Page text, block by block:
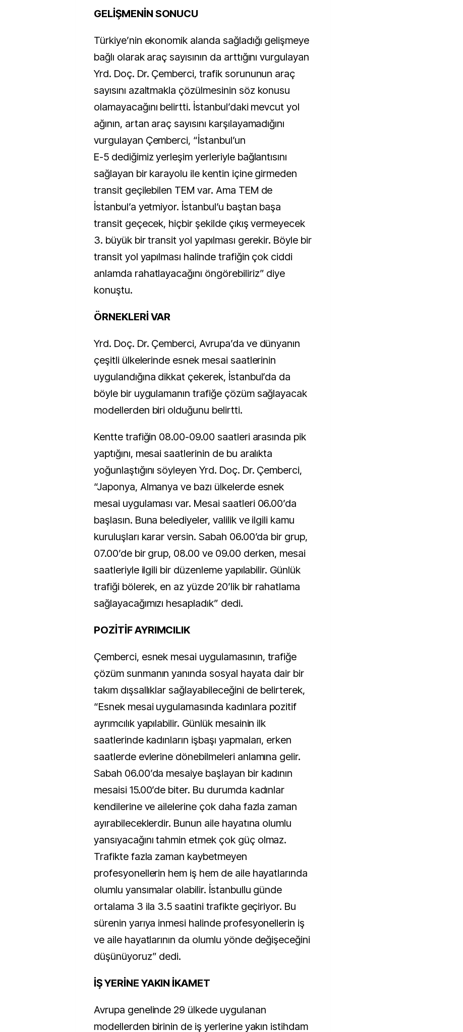
GELİŞMENİN SONUCU
Türkiye’nin ekonomik alanda sağladığı gelişmeye
bağlı olarak araç sayısının da arttığını vurgulayan
Yrd. Doç. Dr. Çemberci, trafik sorununun araç
sayısını azaltmakla çözülmesinin söz konusu
olamayacağını belirtti. İstanbul’daki mevcut yol
ağının, artan araç sayısını karşılayamadığını
vurgulayan Çemberci, “İstanbul’un
E-5 dediğimiz yerleşim yerleriyle bağlantısını
sağlayan bir karayolu ile kentin içine girmeden
transit geçilebilen TEM var. Ama TEM de
İstanbul’a yetmiyor. İstanbul’u baştan başa
transit geçecek, hiçbir şekilde çıkış vermeyecek
3. büyük bir transit yol yapılması gerekir. Böyle bir
transit yol yapılması halinde trafiğin çok ciddi
anlamda rahatlayacağını öngörebiliriz” diye
konuştu.
ÖRNEKLERİ VAR
Yrd. Doç. Dr. Çemberci, Avrupa’da ve dünyanın
çeşitli ülkelerinde esnek mesai saatlerinin
uygulandığına dikkat çekerek, İstanbul’da da
böyle bir uygulamanın trafiğe çözüm sağlayacak
modellerden biri olduğunu belirtti.
Kentte trafiğin 08.00-09.00 saatleri arasında pik
yaptığını, mesai saatlerinin de bu aralıkta
yoğunlaştığını söyleyen Yrd. Doç. Dr. Çemberci,
“Japonya, Almanya ve bazı ülkelerde esnek
mesai uygulaması var. Mesai saatleri 06.00’da
başlasın. Buna belediyeler, valilik ve ilgili kamu
kuruluşları karar versin. Sabah 06.00’da bir grup,
07.00’de bir grup, 08.00 ve 09.00 derken, mesai
saatleriyle ilgili bir düzenleme yapılabilir. Günlük
trafiği bölerek, en az yüzde 20’lik bir rahatlama
sağlayacağımızı hesapladık” dedi.
POZİTİF AYRIMCILIK
Çemberci, esnek mesai uygulamasının, trafiğe
çözüm sunmanın yanında sosyal hayata dair bir
takım dışsallıklar sağlayabileceğini de belirterek,
“Esnek mesai uygulamasında kadınlara pozitif
ayrımcılık yapılabilir. Günlük mesainin ilk
saatlerinde kadınların işbaşı yapmaları, erken
saatlerde evlerine dönebilmeleri anlamına gelir.
Sabah 06.00’da mesaiye başlayan bir kadının
mesaisi 15.00’de biter. Bu durumda kadınlar
kendilerine ve ailelerine çok daha fazla zaman
ayırabileceklerdir. Bunun aile hayatına olumlu
yansıyacağını tahmin etmek çok güç olmaz.
Trafikte fazla zaman kaybetmeyen
profesyonellerin hem iş hem de aile hayatlarında
olumlu yansımalar olabilir. İstanbullu günde
ortalama 3 ila 3.5 saatini trafikte geçiriyor. Bu
sürenin yarıya inmesi halinde profesyonellerin iş
ve aile hayatlarının da olumlu yönde değişeceğini
düşünüyoruz” dedi.
İŞ YERİNE YAKIN İKAMET
Avrupa genelinde 29 ülkede uygulanan
modellerden birinin de iş yerlerine yakın istihdam